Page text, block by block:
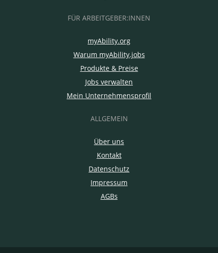
FÜR ARBEITGEBER:INNEN
myAbility.org
Warum myAbility.jobs
Produkte & Preise
Jobs verwalten
Mein Unternehmensprofil
ALLGEMEIN
Über uns
Kontakt
Datenschutz
Impressum
AGBs